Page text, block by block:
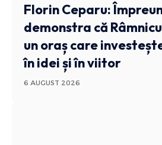
Florin Ceparu:
demonstra că
un oraș care
în idei și în viitor
6 AUGUST 2026